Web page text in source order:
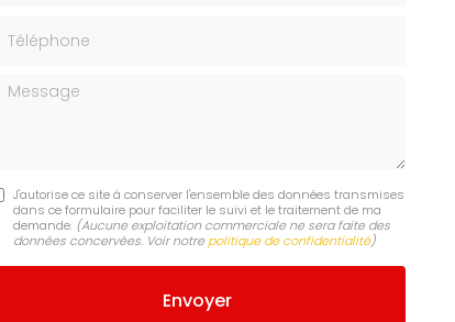
Message
J'autorise ce site à conserver l'ensemble des données transmises
dans ce formulaire pour faciliter le suivi et le traitement de ma
demande. (Aucune exploitation commerciale ne sera faite des
données concervées. Voir notre politique de confidentialité)